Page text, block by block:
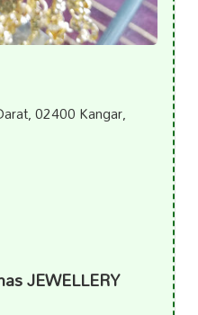
02400 Kangar,
JEWELLERY